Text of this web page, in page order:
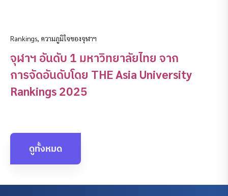
Rankings, ความภูมิใจของจุฬาฯ
จุฬาฯ อันดับ 1 มหาวิทยาลัยไทย จาก
การจัดอันดับโดย THE Asia University
Rankings 2025
ดูทั้งหมด